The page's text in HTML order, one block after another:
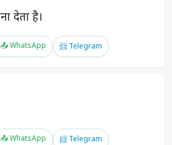
देता है।
📤 WhatsApp 📨 Telegram
📤 WhatsApp 📨 Telegram